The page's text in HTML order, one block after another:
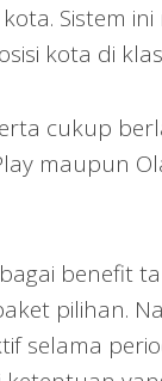
Sistem
kota di
cukup
maupun
benefit
pilihan.
selama